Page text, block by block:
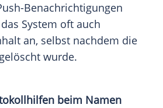
Benachrichtigungen
System oft auch
an, selbst nachdem die
wurde.
beim Namen